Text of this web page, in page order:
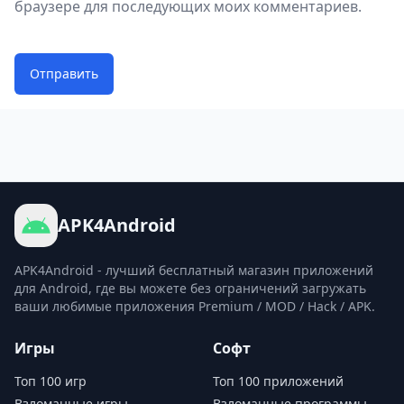
браузере для последующих моих комментариев.
Отправить
APK4Android
APK4Android - лучший бесплатный магазин приложений
для Android, где вы можете без ограничений загружать
ваши любимые приложения Premium / MOD / Hack / APK.
Игры
Топ 100 игр
Софт
Топ 100 приложений